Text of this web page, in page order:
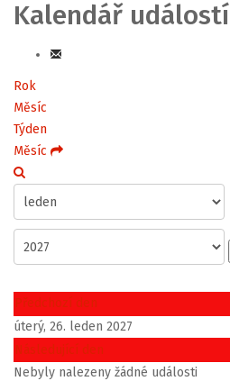
Kalendář událostí
Rok
Měsíc
Týden
Měsíc
Předchozí den
úterý, 26. leden 2027
Následující den
Nebyly nalezeny žádné události